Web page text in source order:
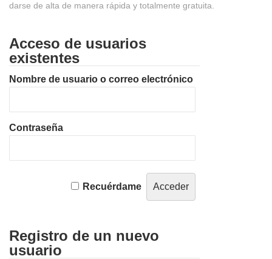
darse de alta de manera rápida y totalmente gratuita.
Acceso de usuarios
existentes
Nombre de usuario o correo electrónico
Contraseña
Recuérdame
Registro de un nuevo
usuario